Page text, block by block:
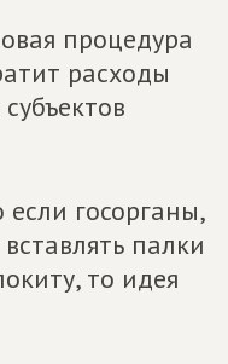
процедура
расходы
госорганы,
палки
то идея